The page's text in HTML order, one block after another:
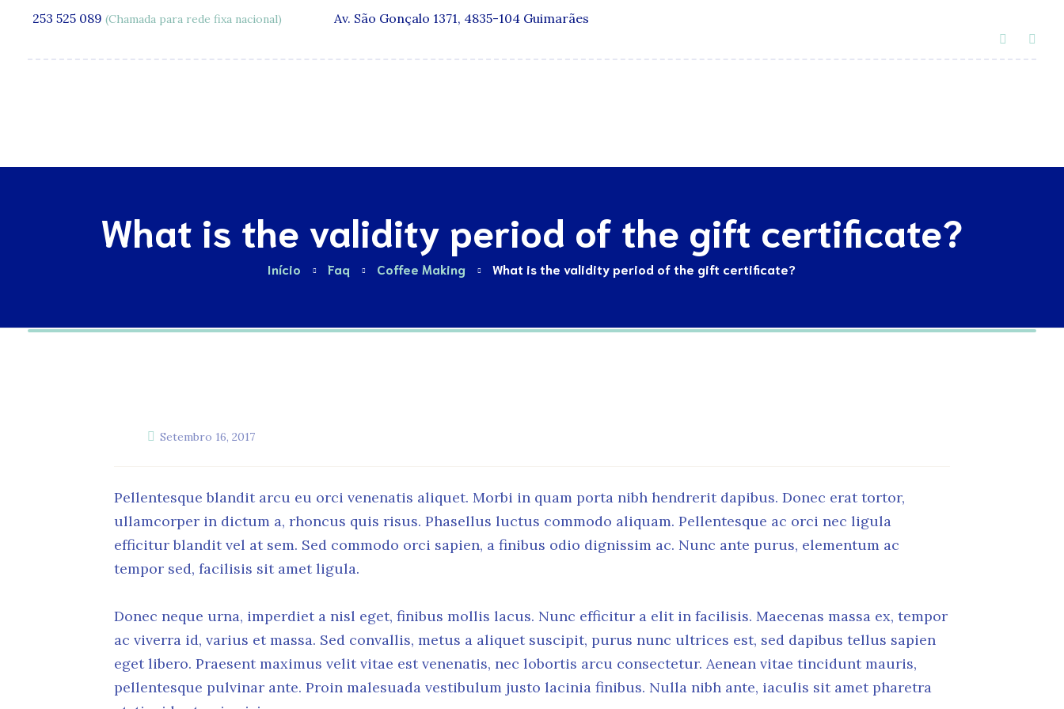
253 525 089 (Chamada para rede fixa nacional) Av. São Gonçalo 1371, 4835-104 Guimarães
What is the validity period of the gift certificate?
Início Faq Coffee Making What is the validity period of the gift certificate?
Setembro 16, 2017
Pellentesque blandit arcu eu orci venenatis aliquet. Morbi in quam porta nibh hendrerit dapibus. Donec erat tortor,
ullamcorper in dictum a, rhoncus quis risus. Phasellus luctus commodo aliquam. Pellentesque ac orci nec ligula
efficitur blandit vel at sem. Sed commodo orci sapien, a finibus odio dignissim ac. Nunc ante purus, elementum ac
tempor sed, facilisis sit amet ligula.
Donec neque urna, imperdiet a nisl eget, finibus mollis lacus. Nunc efficitur a elit in facilisis. Maecenas massa ex, tempor
ac viverra id, varius et massa. Sed convallis, metus a aliquet suscipit, purus nunc ultrices est, sed dapibus tellus sapien
eget libero. Praesent maximus velit vitae est venenatis, nec lobortis arcu consectetur. Aenean vitae tincidunt mauris,
pellentesque pulvinar ante. Proin malesuada vestibulum justo lacinia finibus. Nulla nibh ante, iaculis sit amet pharetra